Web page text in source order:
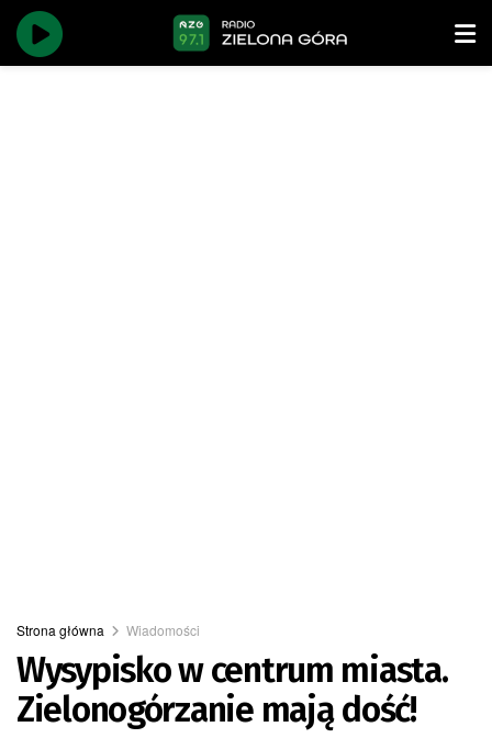
Strona główna Wiadomości
Wysypisko w centrum miasta.
Zielonogórzanie mają dość!